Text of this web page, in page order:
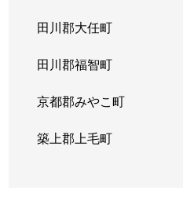
田川郡大任町
田川郡福智町
京都郡みやこ町
築上郡上毛町